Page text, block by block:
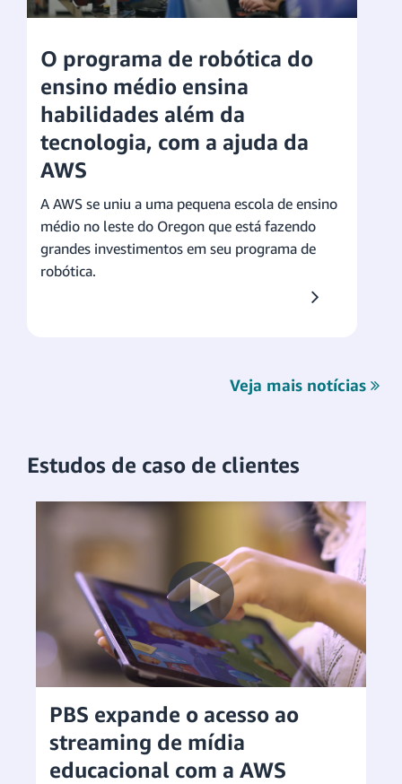
O programa de robótica do
ensino médio ensina
habilidades além da
tecnologia, com a ajuda da
AWS
A AWS se uniu a uma pequena escola de ensino
médio no leste do Oregon que está fazendo
grandes investimentos em seu programa de
robótica.
Veja mais notícias
Estudos de caso de clientes
PBS expande o acesso ao
streaming de mídia
educacional com a AWS